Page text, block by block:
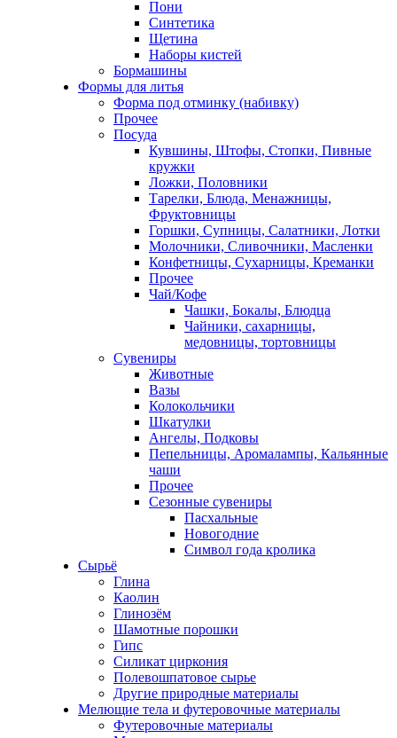
Пони
Синтетика
Щетина
Наборы кистей
Бормашины
Формы для литья
Форма под отминку (набивку)
Прочее
Посуда
Кувшины, Штофы, Стопки, Пивные
кружки
Ложки, Половники
Тарелки, Блюда, Менажницы,
Фруктовницы
Горшки, Супницы, Салатники, Лотки
Молочники, Сливочники, Масленки
Конфетницы, Сухарницы, Креманки
Прочее
Чай/Кофе
Чашки, Бокалы, Блюдца
Чайники, сахарницы,
медовницы, тортовницы
Сувениры
Животные
Вазы
Колокольчики
Шкатулки
Ангелы, Подковы
Пепельницы, Аромалампы, Кальянные
чаши
Прочее
Сезонные сувениры
Пасхальные
Новогодние
Символ года кролика
Сырьё
Глина
Каолин
Глинозём
Шамотные порошки
Гипс
Силикат циркония
Полевошпатовое сырье
Другие природные материалы
Мелющие тела и футеровочные материалы
Футеровочные материалы